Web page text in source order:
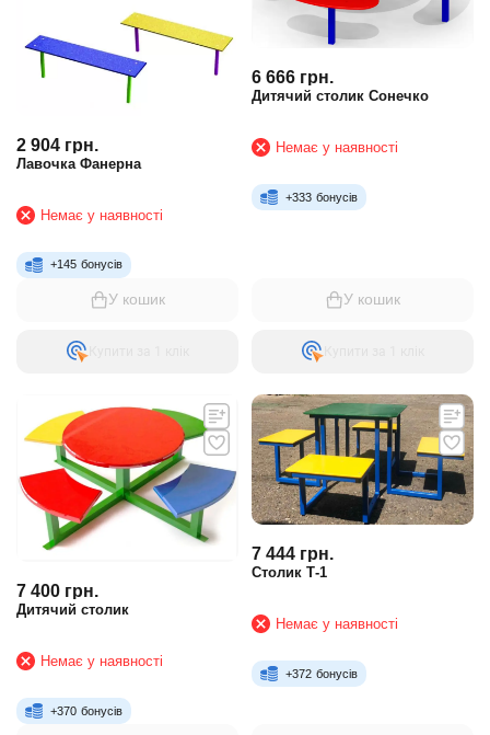
2 904 грн.
Лавочка Фанерна
Немає у наявності
+145 бонусів
У кошик
6 666 грн.
Дитячий столик Сонечко
Немає у наявності
+333 бонусів
У кошик
7 400 грн.
Дитячий столик
Немає у наявності
+370 бонусів
7 444 грн.
Столик Т-1
Немає у наявності
+372 бонусів